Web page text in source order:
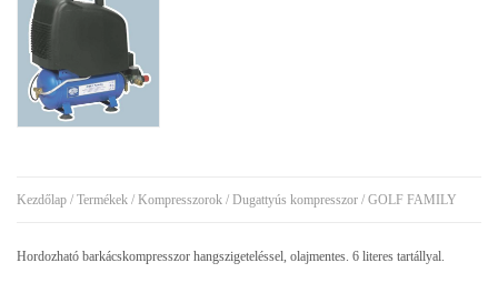
Kezdőlap / Termékek / Kompresszorok / Dugattyús kompresszor / GOLF FAMILY
Hordozható barkácskompresszor hangszigeteléssel, olajmentes. 6 literes tartállyal.